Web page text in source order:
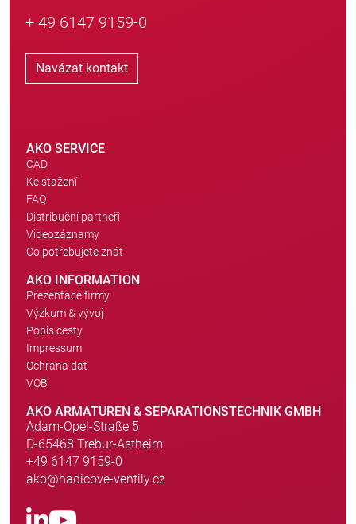
+ 49 6147 9159-0
Navázat kontakt
AKO SERVICE
CAD
Ke stažení
FAQ
Distribuční partneři
Videozáznamy
Co potřebujete znát
AKO INFORMATION
Prezentace firmy
Výzkum & vývoj
Popis cesty
Impressum
Ochrana dat
VOB
AKO ARMATUREN & SEPARATIONSTECHNIK GMBH
Adam-Opel-Straße 5
D-65468 Trebur-Astheim
+49 6147 9159-0
ako@hadicove-ventily.cz